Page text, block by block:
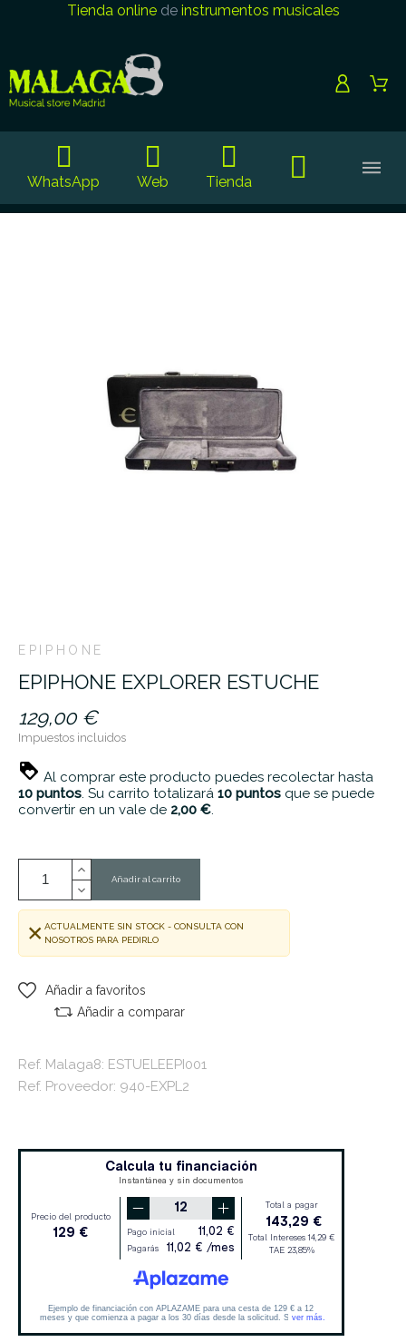
Tienda onlinede instrumentos musicales
WhatsApp Web Tienda
EPIPHONE
EPIPHONE EXPLORER ESTUCHE
129,00 €
Impuestos incluidos
Al comprar este producto puedes recolectar hasta
10 puntos. Su carrito totalizará 10 puntos que se puede
convertir en un vale de 2,00 €.
Añadir al carrito
ACTUALMENTE SIN STOCK - CONSULTA CON
NOSOTROS PARA PEDIRLO
Añadir a favoritos
Añadir a comparar
Ref. Malaga8: ESTUELEEPI001
Ref. Proveedor: 940-EXPL2